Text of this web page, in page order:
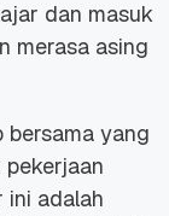
dan masuk
merasa asing
bersama yang
ini adalah